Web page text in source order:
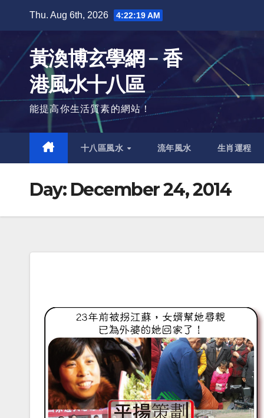
content
Thu. Aug 6th, 2026 4:22:20 AM
黃渙博玄學網﹣香
港風水十八區
能提高你生活質素的網站！
十八區風水 流年風水 生肖運程
Day: December 24, 2014